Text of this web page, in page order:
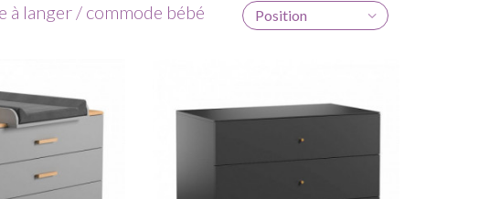
langer / commode bébé Position